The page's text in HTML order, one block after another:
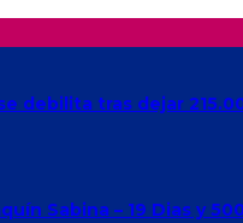
debilita tras dejar
Sabina – 19 Dias y